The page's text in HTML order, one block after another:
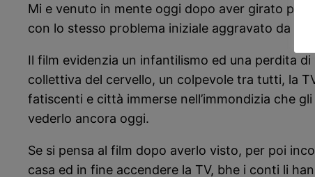
Mi e venuto in mente oggi dopo aver girato per
con lo stesso problema iniziale aggravato da
Il film evidenzia un infantilismo ed una perdita
collettiva del cervello, un colpevole tra tutti, la
fatiscenti e città immerse nell’immondizia che
vederlo ancora oggi.
Se si pensa al film dopo averlo visto, per poi
casa ed in fine accendere la TV, bhe i conti li